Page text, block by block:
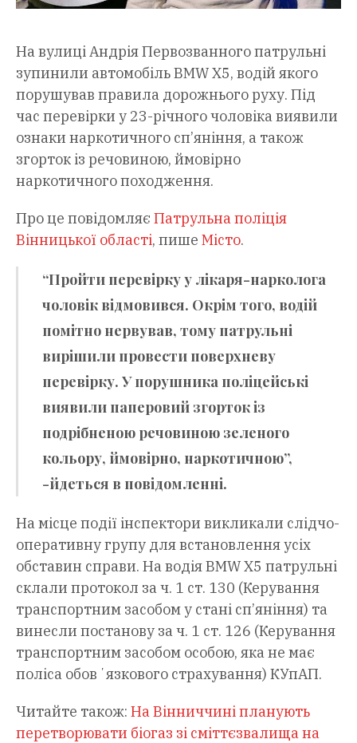
На вулиці Андрія Первозванного патрульні
зупинили автомобіль BMW X5, водій якого
порушував правила дорожнього руху. Під
час перевірки у 23-річного чоловіка виявили
ознаки наркотичного сп’яніння, а також
згорток із речовиною, ймовірно
наркотичного походження.
Про це повідомляє Патрульна поліція
Вінницької області, пише Місто.
“Пройти перевірку у лікаря-нарколога
чоловік відмовився. Окрім того, водій
помітно нервував, тому патрульні
вирішили провести поверхневу
перевірку. У порушника поліцейські
виявили паперовий згорток із
подрібненою речовиною зеленого
кольору, ймовірно, наркотичною”,
-йдеться в повідомленні.
На місце події інспектори викликали слідчо-
оперативну групу для встановлення усіх
обставин справи. На водія BMW X5 патрульні
склали протокол за ч. 1 ст. 130 (Керування
транспортним засобом у стані сп’яніння) та
винесли постанову за ч. 1 ст. 126 (Керування
транспортним засобом особою, яка не має
поліса обовʼязкового страхування) КУпАП.
Читайте також: На Вінниччині планують
перетворювати біогаз зі сміттєзвалища на